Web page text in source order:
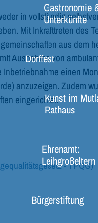
Gastronomie
Unterkünfte
Dorffest
Kunst im
Rathaus
Ehrenamt:
Leihgroßeltern
Bürgerstiftung
in vollständig
Mit Inkrafttreten des
aus dem
Ausnahme von
einen
anzuzeigen. Zudem
eingerichtet.
- TPQG)